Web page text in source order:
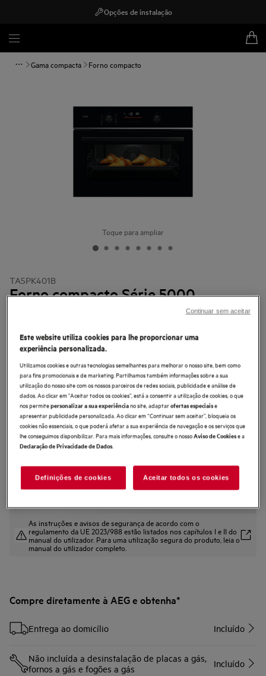
Opções de instalação
Gama compacta Forno compacto
Toque para ampliar
TA5PK401B
Forno compacto Série 5000
SurroundCook com SteamBake com
Display LED Explore
4.6 (872)
Ficha de informação do produto
Benefícios
Melhores resultados de cozedura com o forno 5000 SurroundCook® com
Steambake.
SteamBake usa vapor para alcançar os melhores resultados de cozedura.
O sistema de convecção com Ar Quente garante que o ar quente circula
uniformemente por toda a cavidade do forno.
As instruções e avisos de segurança de acordo com o
regulamento da UE 2023/988 estão listados nos capítulos I e II do
manual do utilizador. Para uma utilização segura do produto, leia o
manual do utilizador completo.
Compre diretamente à AEG e obtenha*
Entrega ao domicílio Incluído
Não incluída a desinstalação de placas a gás,
fornos a gás e fogões a gás
Incluído
Este website utiliza cookies para lhe proporcionar uma
experiência personalizada.
Utilizamos cookies e outras tecnologias semelhantes para melhorar o nosso site, bem como
para fins promocionais e de marketing. Partilhamos também informações sobre a sua
utilização do nosso site com os nossos parceiros de redes sociais, publicidade e análise de
dados. Ao clicar em "Aceitar todos os cookies”, está a consentir a utilização de cookies, o que
nos permitepersonalizar a sua experiênciano site, adaptarofertas especiaise
apresentar publicidade personalizada. Ao clicar em “Continuar sem aceitar”, bloqueia os
cookies não essenciais, o que poderá afetar a sua experiência de navegação e os serviços que
lhe conseguimos disponibilizar. Para mais informações, consulte o nossoAviso de Cookiese a
Declaração de Privacidade de Dados.
Definições de cookies Aceitar todos os cookies
Continuar sem aceitar